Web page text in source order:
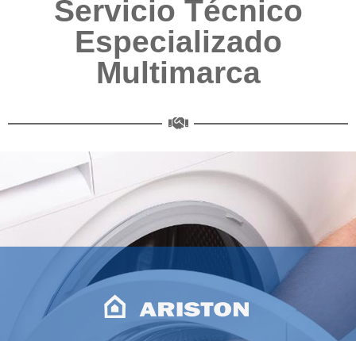
Servicio Técnico
Especializado
Multimarca